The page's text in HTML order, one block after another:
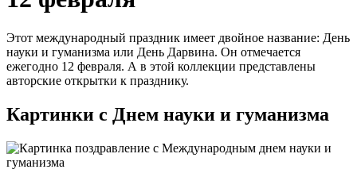
Этот международный праздник имеет двойное название: День
науки и гуманизма или День Дарвина. Он отмечается
ежегодно 12 февраля. А в этой коллекции представлены
авторские открытки к празднику.
Картинки с Днем науки и гуманизма